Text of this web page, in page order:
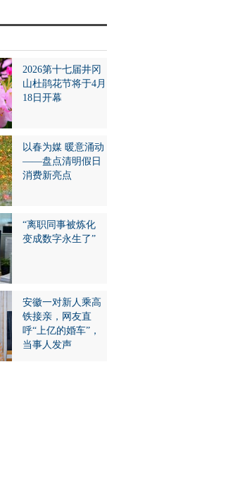
2026第十七届井冈
山杜鹃花节将于4月
18日开幕
以春为媒 暖意涌动
——盘点清明假日
消费新亮点
“离职同事被炼化
变成数字永生了”
安徽一对新人乘高
铁接亲，网友直
呼“上亿的婚车”，
当事人发声